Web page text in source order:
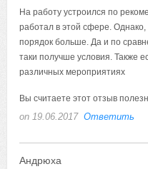
На работу устроился по
работал в этой сфере.
порядок больше. Да и по
таки получше условия. Также
различных мероприятиях
Вы считаете этот отзыв
on 19.06.2017 Ответить
Андрюха